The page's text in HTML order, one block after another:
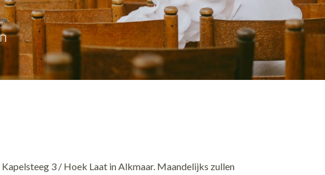
3 / Hoek Laat in Alkmaar. Maandelijks zullen